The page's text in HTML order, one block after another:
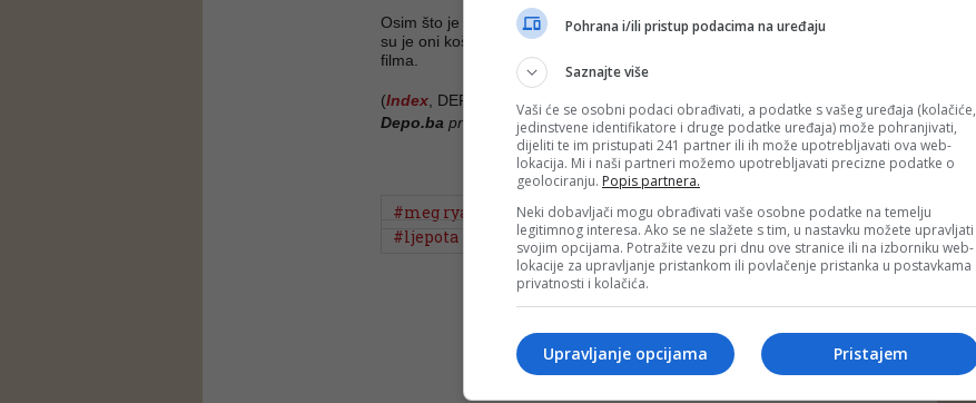
Osim što je brojnim estetskim zahvatima upropastila svoje lice, šuška se da
su je oni koštali i karijere jer je u posljednjih deset godina snimila samo dva
filma.
(Index , DEPO PORTAL, BLIN MAGAZIN/mr)
Depo.ba pratite putem društvenih mrežaTwitteriFacebook
#meg ryan #botoks #hollywood #gluma
#showbizz
#ljepota
Pohrana i/ili pristup podacima na uređaju
Saznajte više
Vaši će se osobni podaci obrađivati, a podatke s vašeg uređaja (kolačiće,
jedinstvene identifikatore i druge podatke uređaja) može pohranjivati,
dijeliti te im pristupati 241 partner ili ih može upotrebljavati ova web-
lokacija. Mi i naši partneri možemo upotrebljavati precizne podatke o
geolociranju. Popis partnera.
Neki dobavljači mogu obrađivati vaše osobne podatke na temelju
legitimnog interesa. Ako se ne slažete s tim, u nastavku možete upravljati
svojim opcijama. Potražite vezu pri dnu ove stranice ili na izborniku web-
lokacije za upravljanje pristankom ili povlačenje pristanka u postavkama
privatnosti i kolačića.
Pristajem
Upravljanje opcijama